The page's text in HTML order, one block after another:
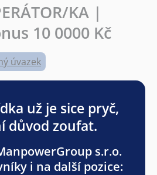
KA |
10 0000 Kč
úvazek
už je sice pryč,
důvod zoufat.
s.r.o.
i na další pozice: